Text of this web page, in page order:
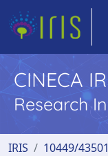
CINECA
Research
IRIS 10449/43501